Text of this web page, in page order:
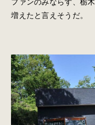
ファンのみならず、栃
増えたと言えそうだ。